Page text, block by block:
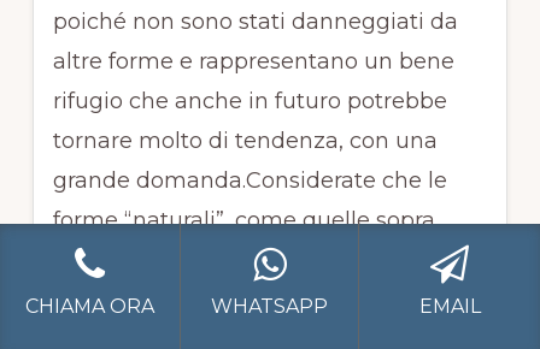
poiché non sono stati danneggiati da
altre forme e rappresentano un bene
rifugio che anche in futuro potrebbe
tornare molto di tendenza, con una
grande domanda.Considerate che le
forme “naturali”, come quelle sopra
elencate, sono anche molto più rare,
quindi è normale che costino molto.
CHIAMA ORA WHATSAPP EMAIL